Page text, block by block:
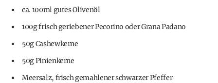
ca. 100ml gutes Olivenöl
100g frisch geriebener Pecorino oder Grana Padano
50g Cashewkerne
50g Pinienkerne
Meersalz, frisch gemahlener schwarzer Pfeffer